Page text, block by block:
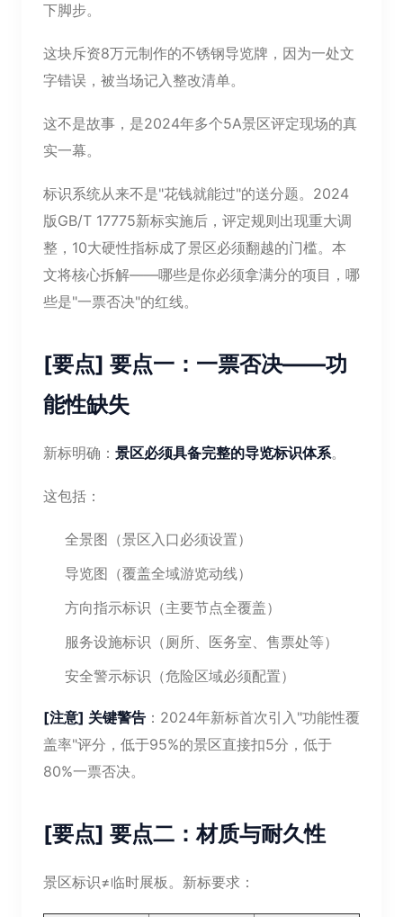
下脚步。
这块斥资8万元制作的不锈钢导览牌，因为一处文
字错误，被当场记入整改清单。
这不是故事，是2024年多个5A景区评定现场的真
实一幕。
标识系统从来不是"花钱就能过"的送分题。2024
版GB/T 17775新标实施后，评定规则出现重大调
整，10大硬性指标成了景区必须翻越的门槛。本
文将核心拆解——哪些是你必须拿满分的项目，哪
些是"一票否决"的红线。
[要点] 要点一：一票否决——功
能性缺失
新标明确： 景区必须具备完整的导览标识体系。
这包括：
全景图（景区入口必须设置）
导览图（覆盖全域游览动线）
方向指示标识（主要节点全覆盖）
服务设施标识（厕所、医务室、售票处等）
安全警示标识（危险区域必须配置）
[注意] 关键警告 ：2024年新标首次引入"功能性覆
盖率"评分，低于95%的景区直接扣5分，低于
80%一票否决。
[要点] 要点二：材质与耐久性
景区标识≠临时展板。新标要求：